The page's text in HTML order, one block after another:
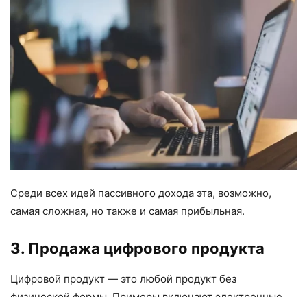
Среди всех идей пассивного дохода эта, возможно,
самая сложная, но также и самая прибыльная.
3. Продажа цифрового продукта
Цифровой продукт — это любой продукт без